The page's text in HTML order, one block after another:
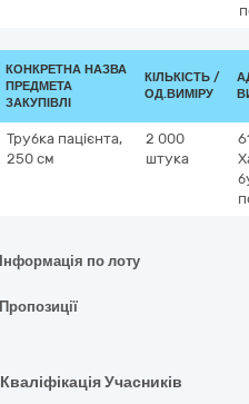
КОНКРЕТНА НАЗВА
ПРЕДМЕТА
ЗАКУПІВЛІ
КІЛЬКІСТЬ /
ОД.ВИМІРУ
Трубка пацієнта,
250 см
2 000
штука
Інформація по лоту
Пропозиції
Кваліфікація Учасників